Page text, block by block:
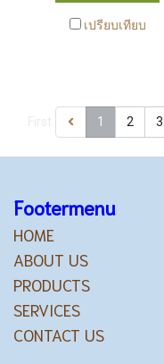
เปรียบเทียบ
1 2 3
Footermenu
HOME
ABOUT US
PRODUCTS
SERVICES
CONTACT US